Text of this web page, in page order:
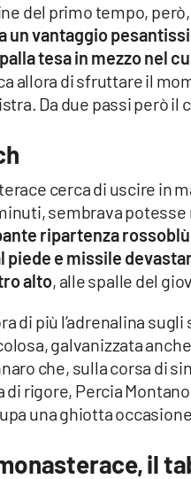
del primo tempo,
un vantaggio
tesa in mezzo nel
allora di sfruttare il
Da due passi però il
cerca di uscire in
sembrava
ripartenza
piede e missile
alto, alle spalle del
di più l’adrenalina
galvanizzata
che, sulla corsa di
di rigore, Percia
una ghiotta
il